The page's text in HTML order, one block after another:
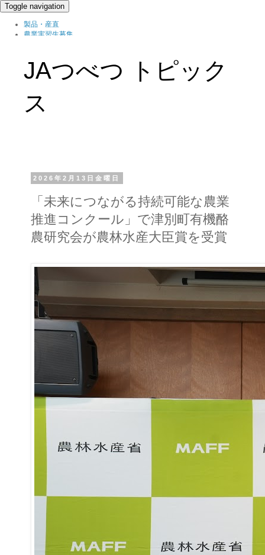
Toggle navigation
製品・産直
農業実習生募集
ブログ
JAつべつ トピック
ス
2026年2月13日金曜日
「未来につながる持続可能な農業
推進コンクール」で津別町有機酪
農研究会が農林水産大臣賞を受賞